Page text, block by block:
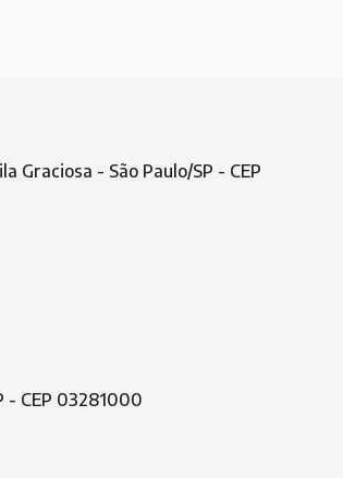
Graciosa - São Paulo/SP - CEP
- CEP 03281000